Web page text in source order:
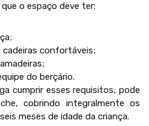
o espaço deve ter:
cadeiras confortáveis;
do berçário.
cumprir esses requisitos, pode
cobrindo integralmente os
meses de idade da criança.